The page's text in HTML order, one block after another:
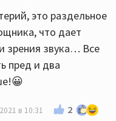
это раздельное
что дает
зрения звука… Все
пред и два
в 10:31 2